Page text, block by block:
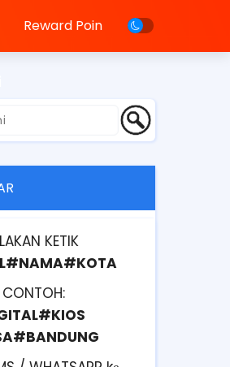
Reward Poin
KETIK
CONTOH: